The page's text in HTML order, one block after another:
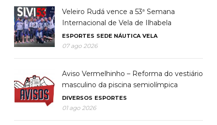
Veleiro Rudá vence a 53ª Semana
Internacional de Vela de Ilhabela
ESPORTES SEDE NÁUTICA VELA
07 ago 2026
Aviso Vermelhinho – Reforma do vestiário
masculino da piscina semiolímpica
DIVERSOS ESPORTES
01 ago 2026